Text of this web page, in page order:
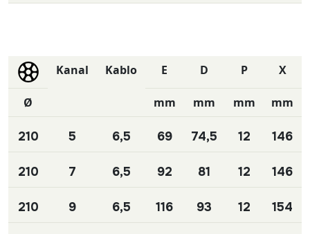
Kanal Kablo E D P X
Ø mm mm mm mm
210 5 6,5 69 74,5 12 146
210 7 6,5 92 81 12 146
210 9 6,5 116 93 12 154